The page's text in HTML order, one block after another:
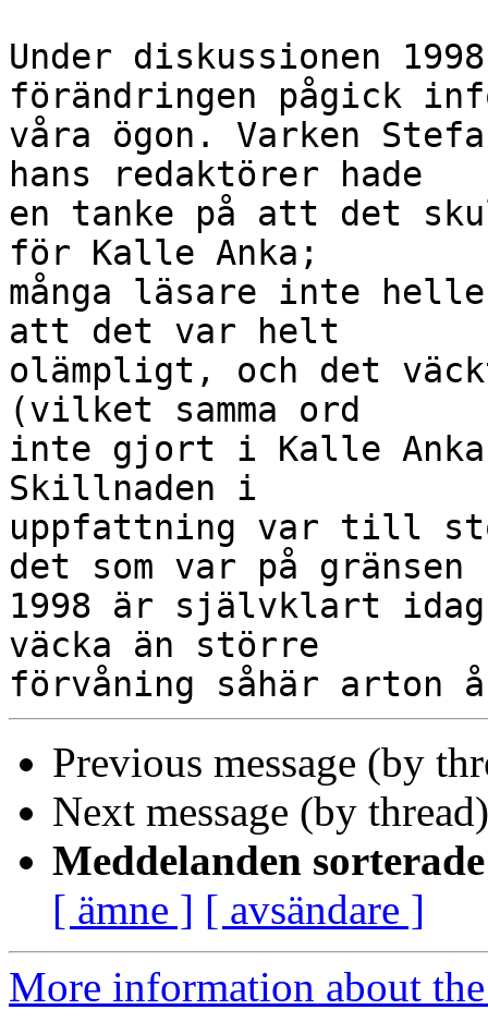
Under diskussionen
förändringen pågick
våra ögon. Varken
hans redaktörer hade
en tanke på att det
för Kalle Anka;
många läsare inte
att det var helt
olämpligt, och det
(vilket samma ord
inte gjort i Kalle
Skillnaden i
uppfattning var till
det som var på gränsen
1998 är självklart
väcka än större
Previous message (by
Next message (by
Meddelanden
[ ämne ] [ avsändare ]
More information about